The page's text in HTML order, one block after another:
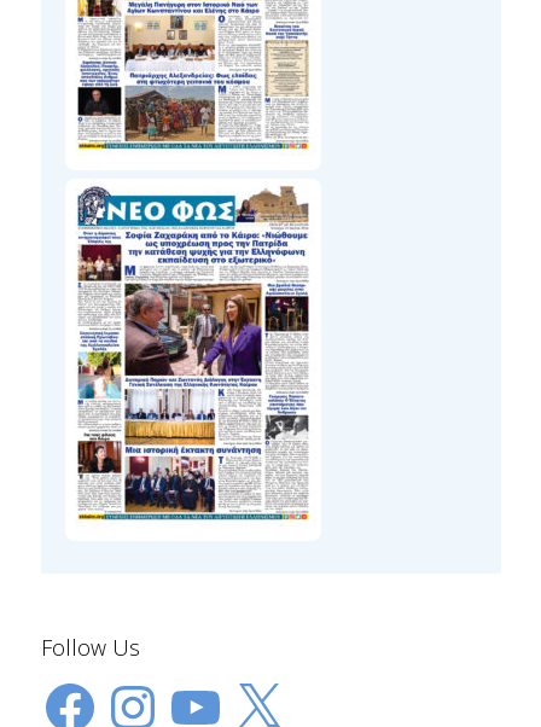
Follow Us
FacebookInstagramYouTube
X